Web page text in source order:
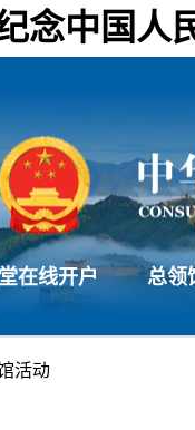
念中国人
在线开户 总领
活动